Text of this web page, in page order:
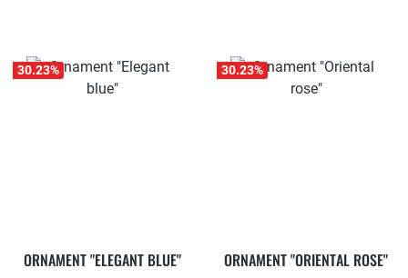
30.23%
ORNAMENT "ELEGANT BLUE"
30.23%
ORNAMENT "ORIENTAL ROSE"